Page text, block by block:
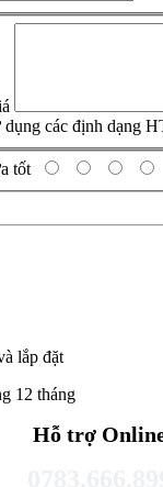
dụng các định dạng
tốt
lắp đặt
12 tháng
Hỗ trợ